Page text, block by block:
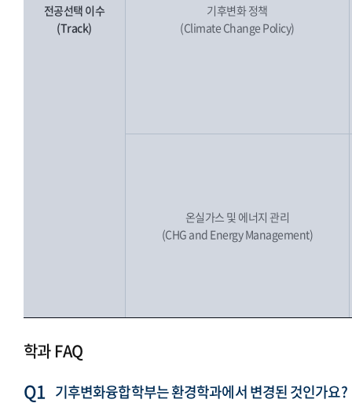
전공선택 이수
(Track)
기후변화 정책
(Climate Change Policy)
온실가스 및 에너지 관리
(CHG and Energy Management)
학과 FAQ
기후변화융합학부는 환경학과에서 변경된 것인가요?